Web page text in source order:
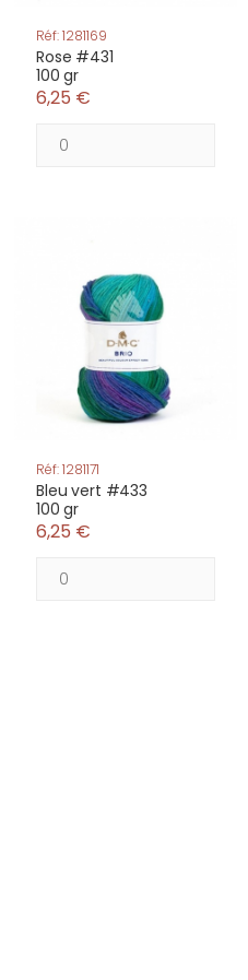
Réf: 1281169
Rose #431
100 gr
6,25 €
Réf: 1281171
Bleu vert #433
100 gr
6,25 €